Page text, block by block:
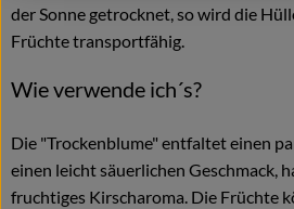
der Sonne getrocknet, so wird die
Früchte transportfähig.
Wie verwende ich´s?
Die "Trockenblume" entfaltet einen
einen leicht säuerlichen Geschmack,
fruchtiges Kirscharoma. Die Früchte